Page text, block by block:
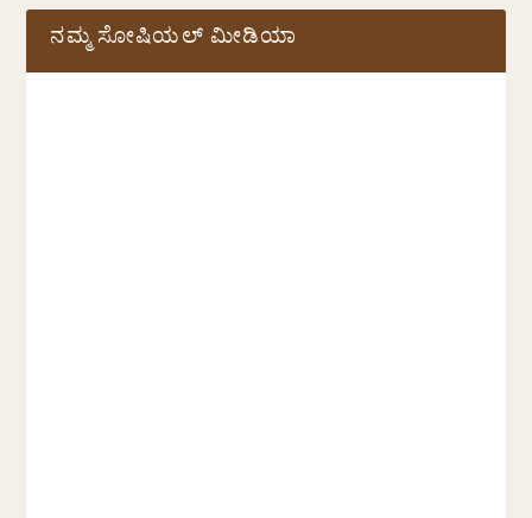
ನಮ್ಮ ಸೋಷಿಯಲ್‌ ಮೀಡಿಯಾ